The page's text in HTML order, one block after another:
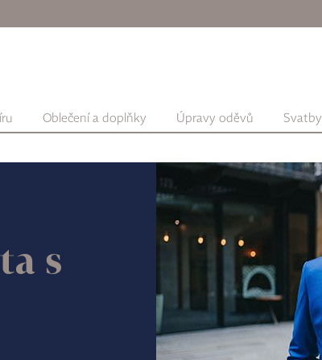
Oblečení a doplňky Úpravy oděvů Svatby
s